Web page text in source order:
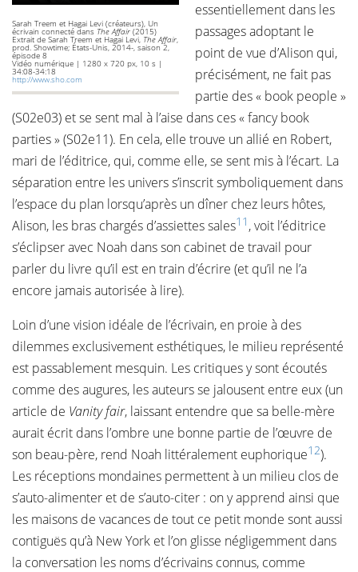
Sarah Treem et Hagai Levi (créateurs), Un
écrivain connecté dans The Affair (2015)
Extrait de Sarah Treem et Hagai Levi, The Affair
prod. Showtime; États-Unis, 2014-, saison 2,
épisode 8
Vidéo numérique | 1280 x 720 px, 10 s |
34:08-34:18
http://www.sho.com
essentiellement dans les
passages adoptant le
point de vue d’Alison qui,
précisément, ne fait pas
partie des « book people »
(S02e03) et se sent mal à l’aise dans ces « fancy book
parties » (S02e11). En cela, elle trouve un allié en Robert,
mari de l’éditrice, qui, comme elle, se sent mis à l’écart. La
séparation entre les univers s’inscrit symboliquement dans
l’espace du plan lorsqu’après un dîner chez leurs hôtes,
Alison, les bras chargés d’assiettes sales11 , voit l’éditrice
s’éclipser avec Noah dans son cabinet de travail pour
parler du livre qu’il est en train d’écrire (et qu’il ne l’a
encore jamais autorisée à lire).
Loin d’une vision idéale de l’écrivain, en proie à des
dilemmes exclusivement esthétiques, le milieu représenté
est passablement mesquin. Les critiques y sont écoutés
comme des augures, les auteurs se jalousent entre eux (un
article de Vanity fair, laissant entendre que sa belle-mère
aurait écrit dans l’ombre une bonne partie de l’œuvre de
son beau-père, rend Noah littéralement euphorique12).
Les réceptions mondaines permettent à un milieu clos de
s’auto-alimenter et de s’auto-citer : on y apprend ainsi que
les maisons de vacances de tout ce petit monde sont aussi
contiguës qu’à New York et l’on glisse négligemment dans
la conversation les noms d’écrivains connus, comme